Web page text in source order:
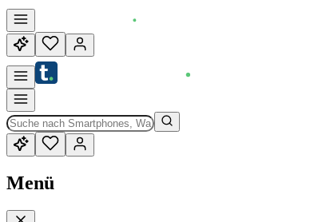
Menü